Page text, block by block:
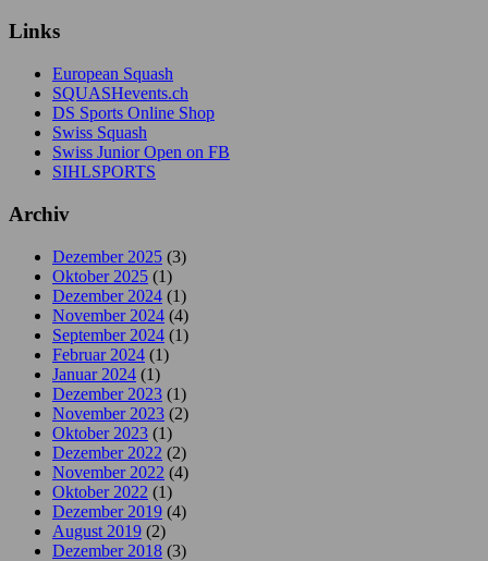
Links
European Squash
SQUASHevents.ch
DS Sports Online Shop
Swiss Squash
Swiss Junior Open on FB
SIHLSPORTS
Archiv
Dezember 2025 (3)
Oktober 2025 (1)
Dezember 2024 (1)
November 2024 (4)
September 2024 (1)
Februar 2024 (1)
Januar 2024 (1)
Dezember 2023 (1)
November 2023 (2)
Oktober 2023 (1)
Dezember 2022 (2)
November 2022 (4)
Oktober 2022 (1)
Dezember 2019 (4)
August 2019 (2)
Dezember 2018 (3)